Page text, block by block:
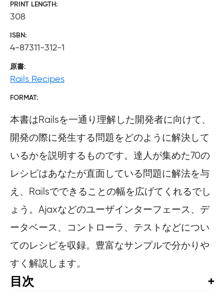
PRINT LENGTH
308
ISBN
4-87311-312-1
原書
Rails Recipes
FORMAT
本書はRailsを一通り理解した開発者に向けて、
開発の際に発生する問題をどのように解決して
いるかを説明するものです。達人が集めた70の
レシピはあなたが直面している問題に解法を与
え、Railsでできることの幅を広げてくれるでし
ょう。Ajaxなどのユーザインターフェース、デ
ータベース、コントローラ、テストなどについ
てのレシピを収録。豊富なサンプルで分かりや
すく解説します。
目次